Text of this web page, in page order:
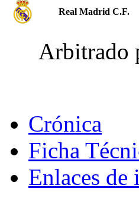
Real Madrid C.F.
Arbitrado
Crónica
Ficha
Enlaces de